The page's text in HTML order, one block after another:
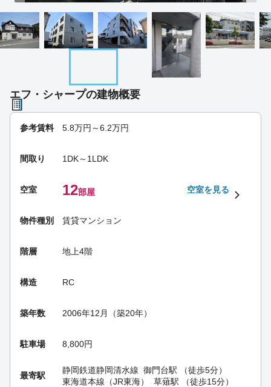
エフ・シャープの建物概要
参考賃料 5.8万円～6.2万円
間取り 1DK～1LDK
空室 12部屋 空室を見る
物件種別 賃貸マンション
階層 地上4階
構造 RC
築年数 2006年12月（築20年）
駐車場 8,800円
最寄駅
静岡鉄道静岡清水線 御門台駅 （徒歩5分）
東海道本線（JR東海）
草薙駅 （徒歩15分）